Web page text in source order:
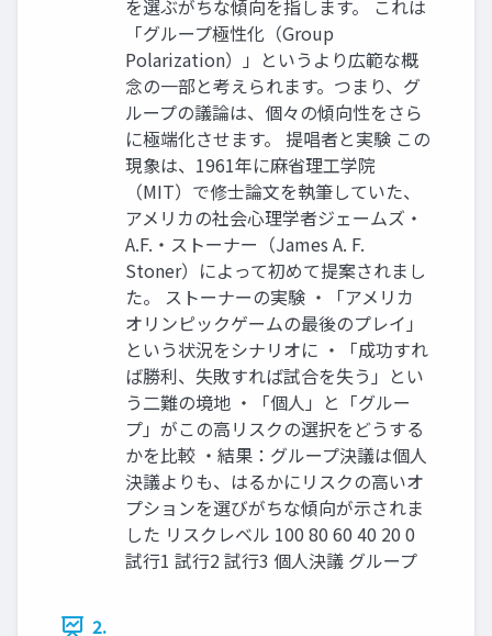
を選ぶがちな傾向を指します。 これは
「グループ極性化（Group
Polarization）」というより広範な概
念の一部と考えられます。つまり、グ
ループの議論は、個々の傾向性をさら
に極端化させます。 提唱者と実験 この
現象は、1961年に麻省理工学院
（MIT）で修士論文を執筆していた、
アメリカの社会心理学者ジェームズ・
A.F.・ストーナー（James A. F.
Stoner）によって初めて提案されまし
た。 ストーナーの実験 ・「アメリカ
オリンピックゲームの最後のプレイ」
という状況をシナリオに ・「成功すれ
ば勝利、失敗すれば試合を失う」とい
う二難の境地 ・「個人」と「グルー
プ」がこの高リスクの選択をどうする
かを比較 ・結果：グループ決議は個人
決議よりも、はるかにリスクの高いオ
プションを選びがちな傾向が示されま
した リスクレベル 100 80 60 40 20 0
試行1 試行2 試行3 個人決議 グループ
2.